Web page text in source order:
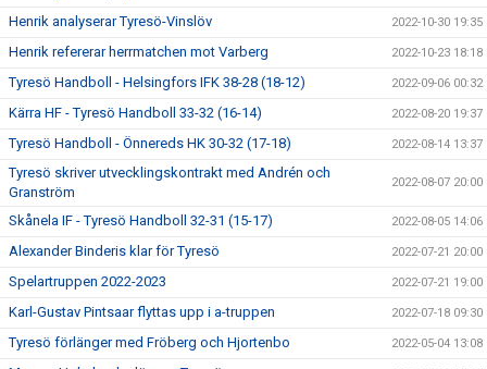
Henrik analyserar Tyresö-Vinslöv 2022-10-30 19:35
Henrik refererar herrmatchen mot Varberg 2022-10-23 18:18
Tyresö Handboll - Helsingfors IFK 38-28 (18-12) 2022-09-06 00:32
Kärra HF - Tyresö Handboll 33-32 (16-14) 2022-08-20 19:37
Tyresö Handboll - Önnereds HK 30-32 (17-18) 2022-08-14 13:37
Tyresö skriver utvecklingskontrakt med Andrén och
Granström
2022-08-07 20:00
Skånela IF - Tyresö Handboll 32-31 (15-17) 2022-08-05 14:06
Alexander Binderis klar för Tyresö 2022-07-21 20:00
Spelartruppen 2022-2023 2022-07-21 19:00
Karl-Gustav Pintsaar flyttas upp i a-truppen 2022-07-18 09:30
Tyresö förlänger med Fröberg och Hjortenbo 2022-05-04 13:08